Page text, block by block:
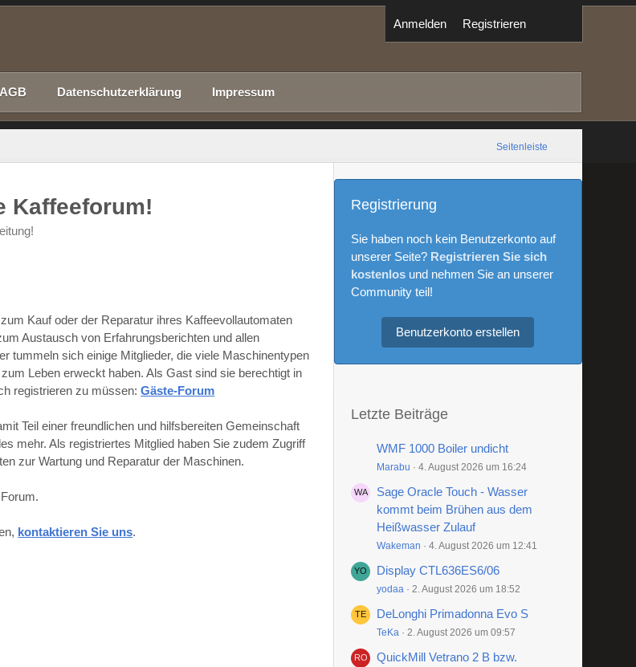
Anmelden Registrieren
AGB Datenschutzerklärung Impressum
Seitenleiste
Kaffeeforum!
Kauf oder der Reparatur ihres Kaffeevollautomaten
Austausch von Erfahrungsberichten und allen
tummeln sich einige Mitglieder, die viele Maschinentypen
Leben erweckt haben. Als Gast sind sie berechtigt in
registrieren zu müssen:Gäste-Forum
Teil einer freundlichen und hilfsbereiten Gemeinschaft
mehr. Als registriertes Mitglied haben Sie zudem Zugriff
zur Wartung und Reparatur der Maschinen.
kontaktieren Sie uns.
Registrierung
Sie haben noch kein Benutzerkonto auf
unserer Seite? Registrieren Sie sich
kostenlosund nehmen Sie an unserer
Community teil!
Benutzerkonto erstellen
Letzte Beiträge
WMF 1000 Boiler undicht
Marabu 4. August 2026 um 16:24
Sage Oracle Touch - Wasser
kommt beim Brühen aus dem
Heißwasser Zulauf
Wakeman 4. August 2026 um 12:41
Display CTL636ES6/06
yodaa 2. August 2026 um 18:52
DeLonghi Primadonna Evo S
TeKa 2. August 2026 um 09:57
QuickMill Vetrano 2 B bzw.